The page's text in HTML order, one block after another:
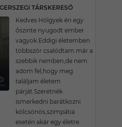
TÁRSKERESŐ
Kedves Hölgyek én egy
őszinte nyugodt ember
vagyok.Eddigi életemben
többször csalódtam már a
szebbik nemben,de nem
adom fel,hogy meg
találjam életem
párját.Szeretnék
ismerkedni barátkozni
kölcsönös,szimpátia
esetén akár egy életre